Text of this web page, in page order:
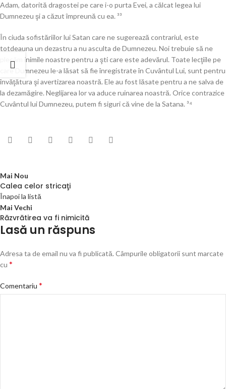
Adam, datorită dragostei pe care i-o purta Evei, a călcat legea lui
Dumnezeu şi a căzut împreună cu ea. ³³
În ciuda sofistăriilor lui Satan care ne sugerează contrariul, este
totdeauna un dezastru a nu asculta de Dumnezeu. Noi trebuie să ne
plecăm inimile noastre pentru a şti care este adevărul. Toate lecţiile pe
care Dumnezeu le-a lăsat să fie înregistrate în Cuvântul Lui, sunt pentru
învăţătura şi avertizarea noastră. Ele au fost lăsate pentru a ne salva de
la dezamăgire. Neglijarea lor va aduce ruinarea noastră. Orice contrazice
Cuvântul lui Dumnezeu, putem fi siguri că vine de la Satana. ³⁴
Mai Nou
Calea celor stricaţi
Înapoi la listă
Mai Vechi
Răzvrătirea va fi nimicită
Lasă un răspuns
Adresa ta de email nu va fi publicată. Câmpurile obligatorii sunt marcate
cu *
Comentariu *